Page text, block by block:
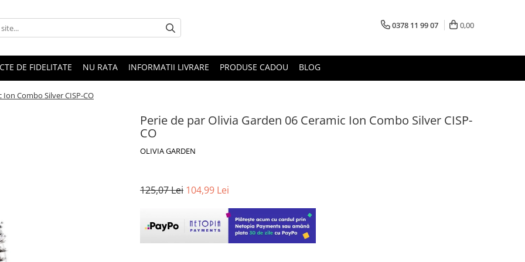
0378 11 99 07 0,00
DE FIDELITATE NU RATA INFORMATII LIVRARE PRODUSE CADOU BLOG
Combo Silver CISP-CO
Perie de par Olivia Garden 06 Ceramic Ion Combo Silver CISP-
CO
OLIVIA GARDEN
125,07 Lei 104,99 Lei